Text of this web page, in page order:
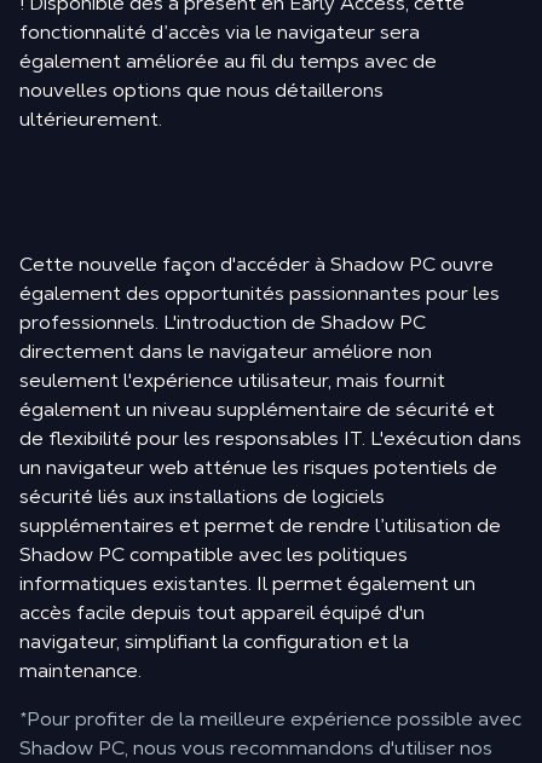
fonctionnalité d’accès via le navigateur sera
également améliorée au fil du temps avec de
nouvelles options que nous détaillerons
ultérieurement.
Cette nouvelle façon d'accéder à Shadow PC ouvre
également des opportunités passionnantes pour les
professionnels. L'introduction de Shadow PC
directement dans le navigateur améliore non
seulement l'expérience utilisateur, mais fournit
également un niveau supplémentaire de sécurité et
de flexibilité pour les responsables IT. L'exécution dans
un navigateur web atténue les risques potentiels de
sécurité liés aux installations de logiciels
supplémentaires et permet de rendre l’utilisation de
Shadow PC compatible avec les politiques
informatiques existantes. Il permet également un
accès facile depuis tout appareil équipé d'un
navigateur, simplifiant la configuration et la
maintenance.
*Pour profiter de la meilleure expérience possible avec
Shadow PC, nous vous recommandons d'utiliser nos